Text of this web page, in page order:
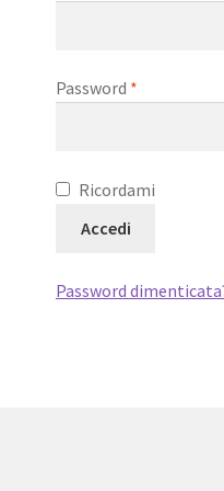
Password *Richiesto
Ricordami
Accedi
Password